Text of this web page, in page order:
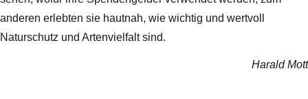
anderen erlebten sie hautnah, wie wichtig und wertvoll
Naturschutz und Artenvielfalt sind.
Harald Mott